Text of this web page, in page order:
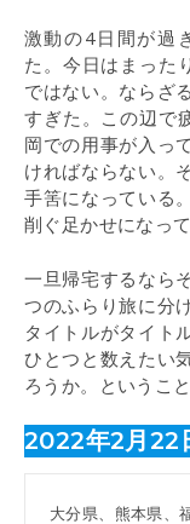
激動の4日間が過ぎて、ようやく平常のひとり旅に戻っ
た。今日はまった
ではない。ならざ
すぎた。この辺で
岡での用事が入っ
ければならない。
手筈になっている
削ぐ足かせになって
一旦帰宅するなら
つのふらり旅に分
タイトルがタイト
ひとつと数えたい
ろうか。というこ
2022年2月22
大分県、熊本県、